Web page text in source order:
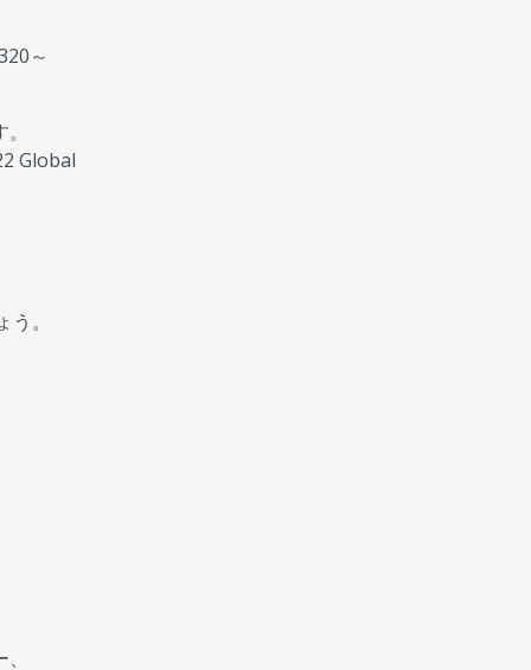
～
Global
。